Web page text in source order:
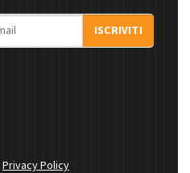
ISCRIVITI
Privacy Policy